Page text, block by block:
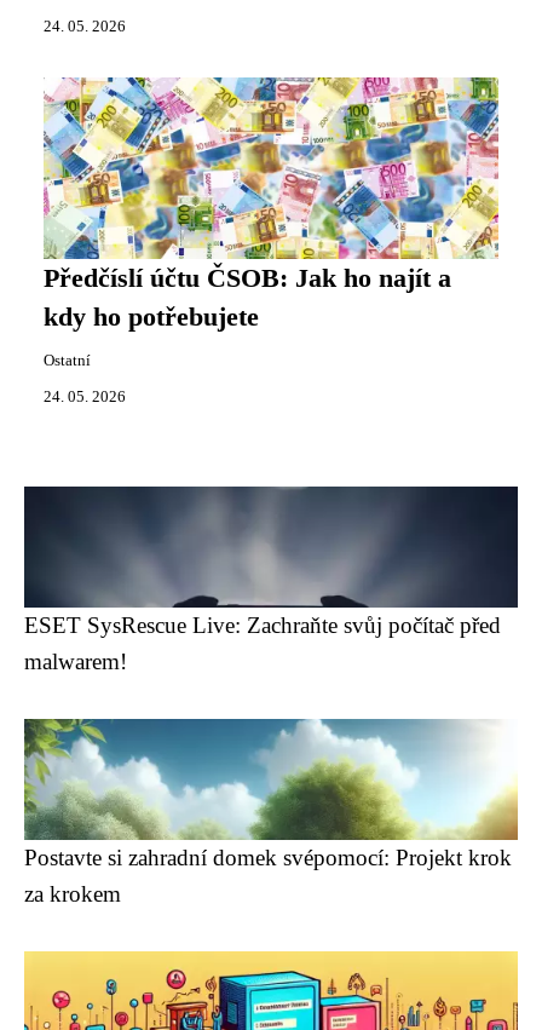
24. 05. 2026
Předčíslí účtu ČSOB: Jak ho najít a
kdy ho potřebujete
Ostatní
24. 05. 2026
ESET SysRescue Live: Zachraňte svůj počítač před
malwarem!
Postavte si zahradní domek svépomocí: Projekt krok
za krokem